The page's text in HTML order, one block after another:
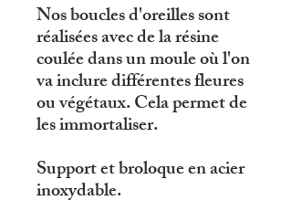
Nos boucles d'oreilles sont
réalisées avec de la résine
coulée dans un moule où l'on
va inclure différentes fleures
ou végétaux. Cela permet de
les immortaliser.
Support et broloque en acier
inoxydable.